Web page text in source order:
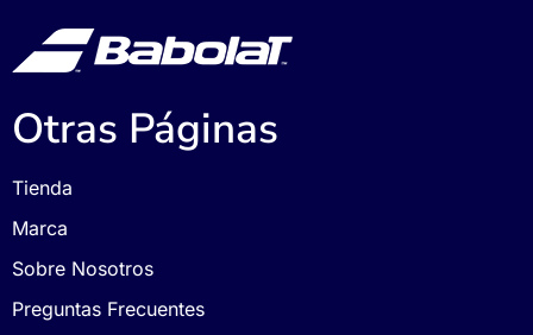
Otras Páginas
Tienda
Marca
Sobre Nosotros
Preguntas Frecuentes